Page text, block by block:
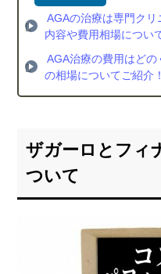
ある
4.2.
合わ
せに
注意
ポイ
ン
ト：
AGAの治療は専門ク
内容や費用相場につい
AGA治療の費用はど
の相場についてご紹介！
ザガーロとフィ
ついて